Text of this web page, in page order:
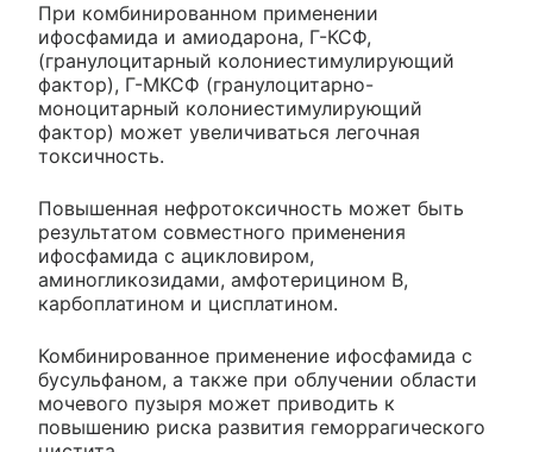
При комбинированном применении
ифосфамида и амиодарона, Г-КСФ,
(гранулоцитарный колониестимулирующий
фактор), Г-МКСФ (гранулоцитарно-
моноцитарный колониестимулирующий
фактор) может увеличиваться легочная
токсичность.
Повышенная нефротоксичность может быть
результатом совместного применения
ифосфамида с ацикловиром,
аминогликозидами, амфотерицином В,
карбоплатином и цисплатином.
Комбинированное применение ифосфамида с
бусульфаном, а также при облучении области
мочевого пузыря может приводить к
повышению риска развития геморрагического